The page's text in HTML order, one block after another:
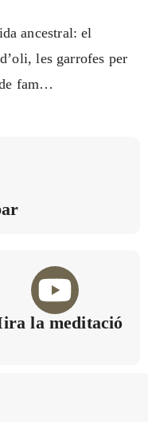
ancestral: el
les garrofes per
fam…
la meditació